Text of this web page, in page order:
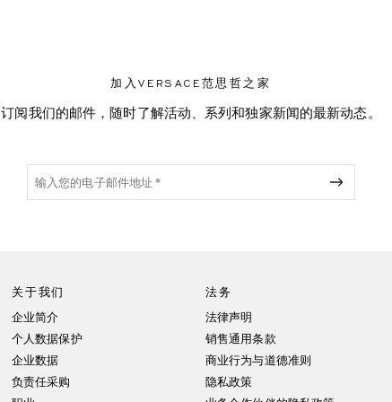
加入VERSACE范思哲之家
订阅我们的邮件，随时了解活动、系列和独家新闻的最新动态。
关于我们
企业简介
个人数据保护
企业数据
负责任采购
法务
法律声明
销售通用条款
商业行为与道德准则
隐私政策